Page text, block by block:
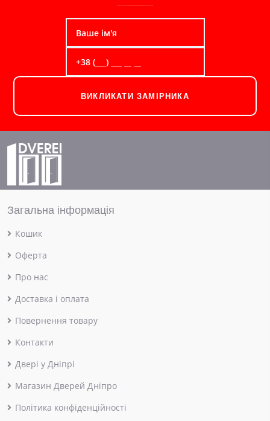
ВИКЛИКАТИ ЗАМІРНИКА
Загальна інформація
Кошик
Оферта
Про нас
Доставка і оплата
Повернення товару
Контакти
Двері у Дніпрі
Магазин Дверей Дніпро
Політика конфіденційності